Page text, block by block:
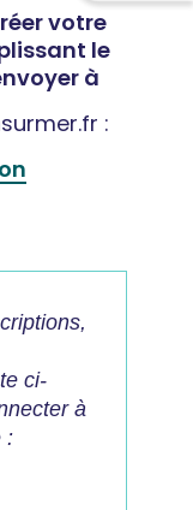
votre
le
à
:
ci-
à
: